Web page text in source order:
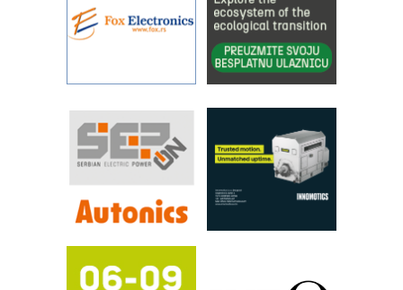
YAMADA pumpe – japanska
pouzdanost u transferu fluida
Filtration Group Industrial – Napredna
rešenja za filtraciju u hidrauličkim i
RILINEX kompanije Rittal
FANUC: Najbolje za vašu pametnu
automatizaciju
Efikasno upravljanje energijom
Automatizacija pakovanja · Display
Potpuna efikasnost bez složenih
sistema